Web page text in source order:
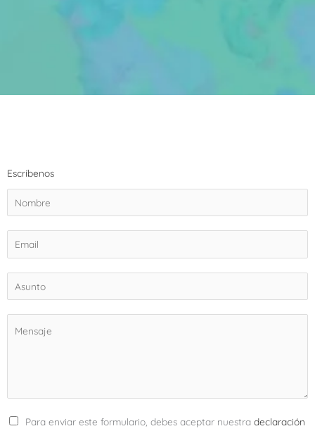
Escríbenos
Para enviar este formulario, debes aceptar nuestra declaración